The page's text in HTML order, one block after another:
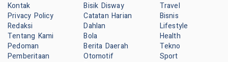
Kontak
Privacy Policy
Redaksi
Tentang Kami
Pedoman
Pemberitaan
Bisik Disway
Catatan Harian
Dahlan
Bola
Berita Daerah
Otomotif
Travel
Bisnis
Lifestyle
Health
Tekno
Sport